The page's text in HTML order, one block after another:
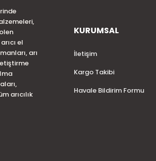
el
arı
arıcılık
KURUMSAL
İletişim
Kargo Takibi
Havale Bildirim Formu